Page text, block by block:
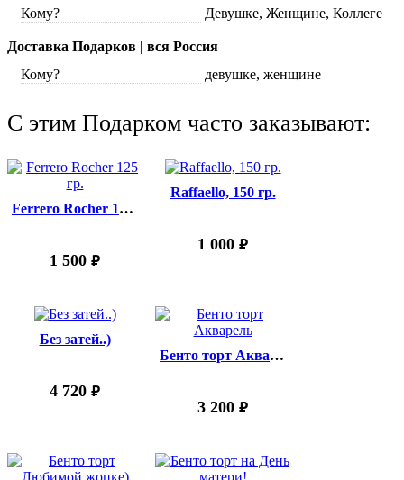
Кому?
Девушке, Женщине, Коллеге
Доставка Подарков | вся Россия
Кому?
девушке, женщине
C этим Подарком часто заказывают:
Ferrero Rocher 125 гр.
1 500 руб.
Raffaello, 150 гр.
1 000 руб.
Без затей..)
4 720 руб.
Бенто торт Акварель
3 200 руб.